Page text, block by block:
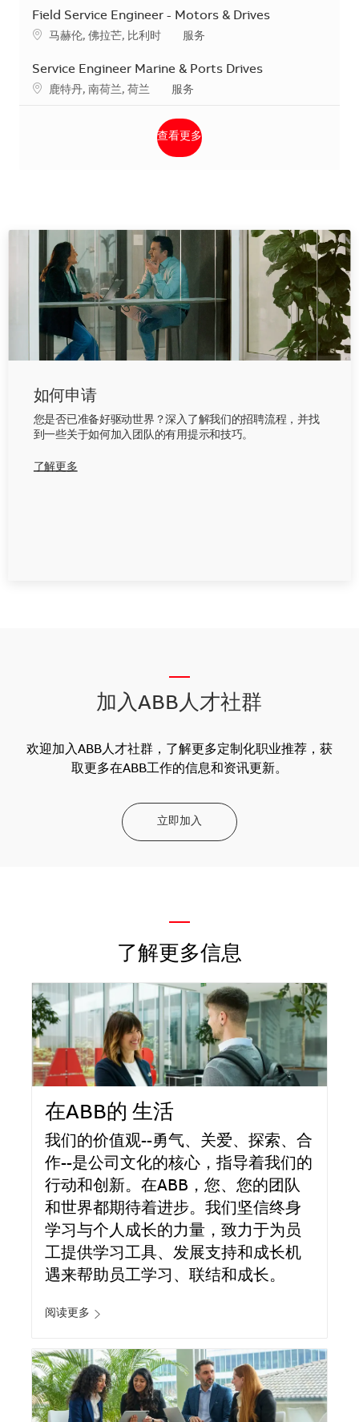
Field Service Engineer - Motors & Drives
地点马赫伦, 佛拉芒, 比利时 类别
服务
Service Engineer Marine & Ports Drives
地点鹿特丹, 南荷兰, 荷兰 类别
服务
查看更多
如何申请
您是否已准备好驱动世界？深入了解我们的招聘流程，并找
到一些关于如何加入团队的有用提示和技巧。
了解更多
加入ABB人才社群
欢迎加入ABB人才社群，了解更多定制化职业推荐，获
取更多在ABB工作的信息和资讯更新。
立即加入
—
了解更多信息
在ABB的 生活
我们的价值观--勇气、关爱、探索、合
作--是公司文化的核心，指导着我们的
行动和创新。在ABB，您、您的团队
和世界都期待着进步。我们坚信终身
学习与个人成长的力量，致力于为员
工提供学习工具、发展支持和成长机
遇来帮助员工学习、联结和成长。
阅读更多